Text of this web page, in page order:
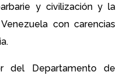
y civilización y la
con carencias
del Departamento de